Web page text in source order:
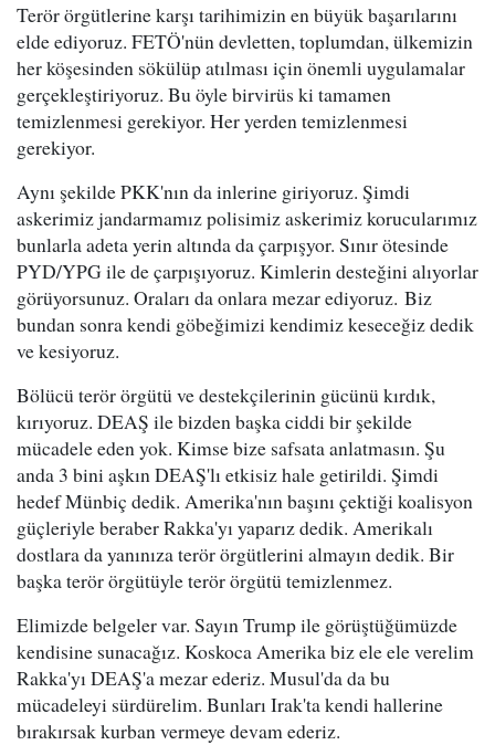
Terör örgütlerine karşı tarihimizin en büyük başarılarını
elde ediyoruz. FETÖ'nün devletten, toplumdan, ülkemizin
her köşesinden sökülüp atılması için önemli uygulamalar
gerçekleştiriyoruz. Bu öyle birvirüs ki tamamen
temizlenmesi gerekiyor. Her yerden temizlenmesi
gerekiyor.
Aynı şekilde PKK'nın da inlerine giriyoruz. Şimdi
askerimiz jandarmamız polisimiz askerimiz korucularımız
bunlarla adeta yerin altında da çarpışyor. Sınır ötesinde
PYD/YPG ile de çarpışıyoruz. Kimlerin desteğini alıyorlar
görüyorsunuz. Oraları da onlara mezar ediyoruz. Biz
bundan sonra kendi göbeğimizi kendimiz keseceğiz dedik
ve kesiyoruz.
Bölücü terör örgütü ve destekçilerinin gücünü kırdık,
kırıyoruz. DEAŞ ile bizden başka ciddi bir şekilde
mücadele eden yok. Kimse bize safsata anlatmasın. Şu
anda 3 bini aşkın DEAŞ'lı etkisiz hale getirildi. Şimdi
hedef Münbiç dedik. Amerika'nın başını çektiği koalisyon
güçleriyle beraber Rakka'yı yaparız dedik. Amerikalı
dostlara da yanınıza terör örgütlerini almayın dedik. Bir
başka terör örgütüyle terör örgütü temizlenmez.
Elimizde belgeler var. Sayın Trump ile görüştüğümüzde
kendisine sunacağız. Koskoca Amerika biz ele ele verelim
Rakka'yı DEAŞ'a mezar ederiz. Musul'da da bu
mücadeleyi sürdürelim. Bunları Irak'ta kendi hallerine
bırakırsak kurban vermeye devam ederiz.